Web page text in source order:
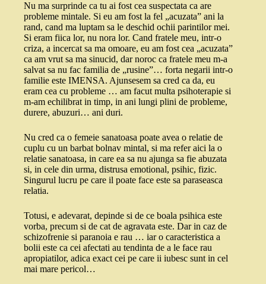
Nu ma surprinde ca tu ai fost cea suspectata ca are
probleme mintale. Si eu am fost la fel „acuzata” ani la
rand, cand ma luptam sa le deschid ochii parintilor mei.
Si eram fiica lor, nu nora lor. Cand fratele meu, intr-o
criza, a incercat sa ma omoare, eu am fost cea „acuzata”
ca am vrut sa ma sinucid, dar noroc ca fratele meu m-a
salvat sa nu fac familia de „rusine”… forta negarii intr-o
familie este IMENSA. Ajunsesem sa cred ca da, eu
eram cea cu probleme … am facut multa psihoterapie si
m-am echilibrat in timp, in ani lungi plini de probleme,
durere, abuzuri… ani duri.
Nu cred ca o femeie sanatoasa poate avea o relatie de
cuplu cu un barbat bolnav mintal, si ma refer aici la o
relatie sanatoasa, in care ea sa nu ajunga sa fie abuzata
si, in cele din urma, distrusa emotional, psihic, fizic.
Singurul lucru pe care il poate face este sa paraseasca
relatia.
Totusi, e adevarat, depinde si de ce boala psihica este
vorba, precum si de cat de agravata este. Dar in caz de
schizofrenie si paranoia e rau … iar o caracteristica a
bolii este ca cei afectati au tendinta de a le face rau
apropiatilor, adica exact cei pe care ii iubesc sunt in cel
mai mare pericol…